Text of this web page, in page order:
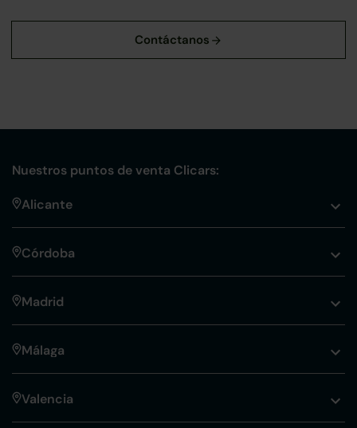
Nuestros puntos de venta Clicars:
Alicante
Córdoba
Madrid
Málaga
Valencia